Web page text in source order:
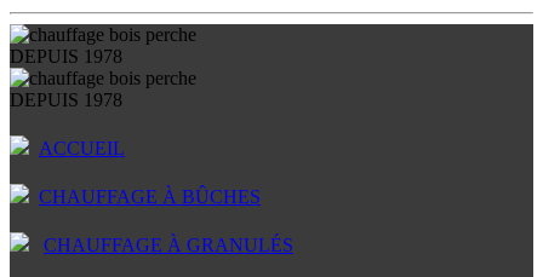
DEPUIS 1978
DEPUIS 1978
ACCUEIL
CHAUFFAGE À BÛCHES
CHAUFFAGE À GRANULÉS